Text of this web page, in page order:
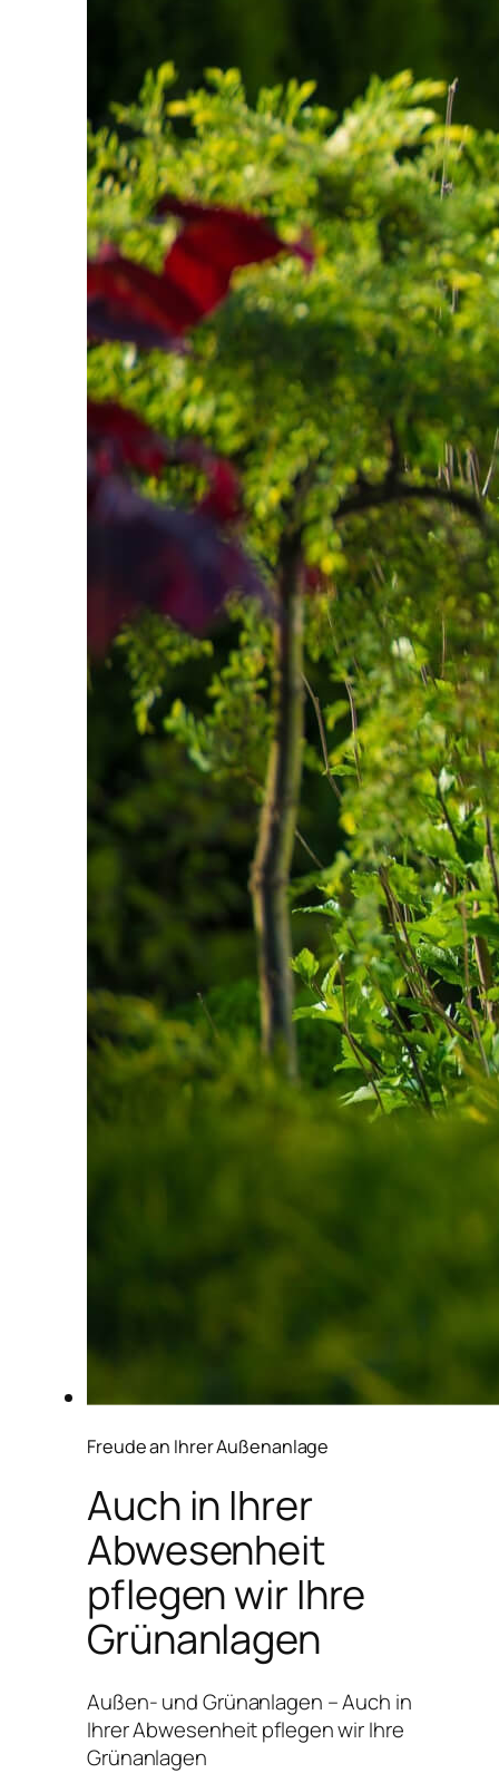
Freude an Ihrer Außenanlage
Auch in Ihrer
Abwesenheit
pflegen wir Ihre
Grünanlagen
Außen- und Grünanlagen – Auch in
Ihrer Abwesenheit pflegen wir Ihre
Grünanlagen